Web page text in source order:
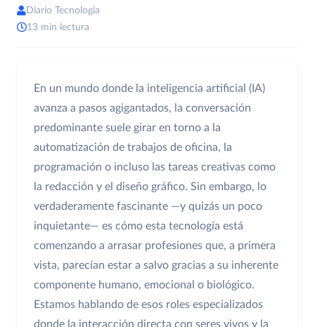
Diario Tecnología
13 min lectura
En un mundo donde la inteligencia artificial (IA)
avanza a pasos agigantados, la conversación
predominante suele girar en torno a la
automatización de trabajos de oficina, la
programación o incluso las tareas creativas como
la redacción y el diseño gráfico. Sin embargo, lo
verdaderamente fascinante —y quizás un poco
inquietante— es cómo esta tecnología está
comenzando a arrasar profesiones que, a primera
vista, parecían estar a salvo gracias a su inherente
componente humano, emocional o biológico.
Estamos hablando de esos roles especializados
donde la interacción directa con seres vivos y la